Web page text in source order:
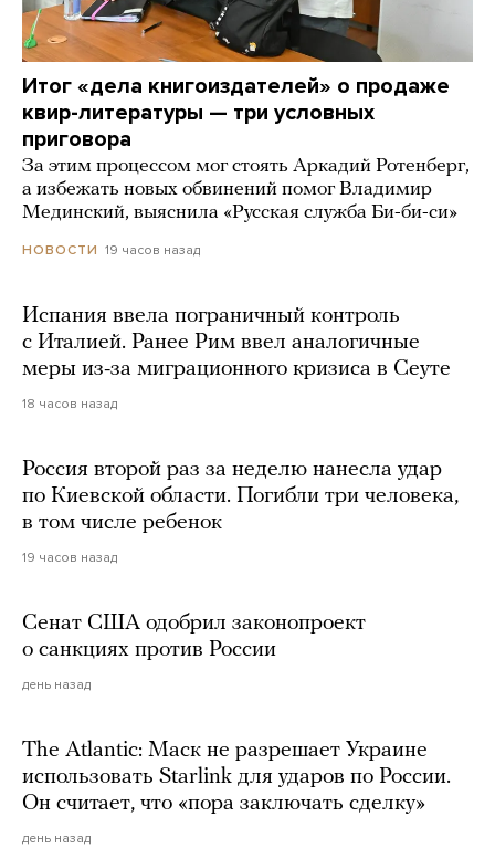
Итог «дела книгоиздателей» о продаже
квир-литературы — три условных
приговора
За этим процессом мог стоять Аркадий Ротенберг,
а избежать новых обвинений помог Владимир
Мединский, выяснила «Русская служба Би-би-си»
НОВОСТИ 19 часов назад
Испания ввела пограничный контроль
с Италией. Ранее Рим ввел аналогичные
меры из-за миграционного кризиса в Сеуте
18 часов назад
Россия второй раз за неделю нанесла удар
по Киевской области. Погибли три человека,
в том числе ребенок
19 часов назад
Сенат США одобрил законопроект
о санкциях против России
день назад
The Atlantic: Маск не разрешает Украине
использовать Starlink для ударов по России.
Он считает, что «пора заключать сделку»
день назад